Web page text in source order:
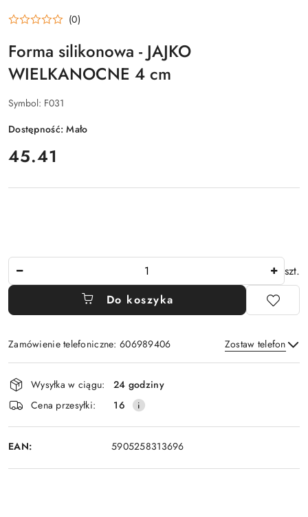
(0)
Forma silikonowa - JAJKO
WIELKANOCNE 4 cm
Symbol: F031
Dostępność:Mało
cena:
45.41
szt.
Do koszyka
Zamówienie telefoniczne: 606989406 Zostaw telefon
Wyślij
Dostępność
i
dostawa
Wysyłka w ciągu:
24 godziny
Cena przesyłki:
16
EAN: 5905258313696